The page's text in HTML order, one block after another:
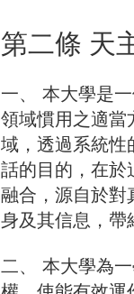
第二條 天
一、
本大學是
領域慣用之適當
域，透過系統性
話的目的，在於
融合，源自於對
身及其信息，帶
二、
本大學為